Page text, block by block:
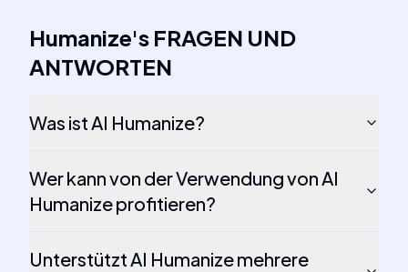
Humanize's FRAGEN UND
ANTWORTEN
Was ist AI Humanize?
Wer kann von der Verwendung von AI
Humanize profitieren?
Unterstützt AI Humanize mehrere